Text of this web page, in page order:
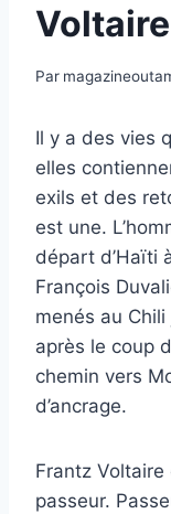
Voltaire
Par
Il y a des vies
elles
exils et des
est une.
départ d’Haïti
François
menés au
après le coup
chemin vers
d’ancrage.
Frantz Voltaire
passeur.